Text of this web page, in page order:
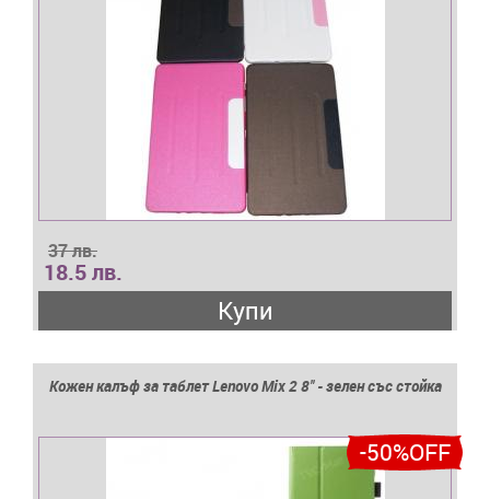
37 лв.
18.5 лв.
Купи
Кожен калъф за таблет Lenovo Mix 2 8'' - зелен със стойка
-50%OFF